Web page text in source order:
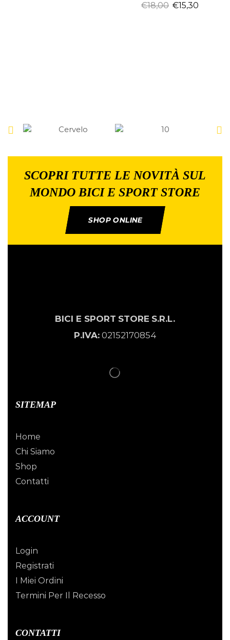
€18,00 €15,30
SCOPRI TUTTE LE NOVITÀ SUL
MONDO BICI E SPORT STORE
SHOP ONLINE
BICI E SPORT STORE S.R.L.
P.IVA:02152170854
SITEMAP
Home
Chi Siamo
Shop
Contatti
ACCOUNT
Login
Registrati
I Miei Ordini
Termini Per Il Recesso
CONTATTI